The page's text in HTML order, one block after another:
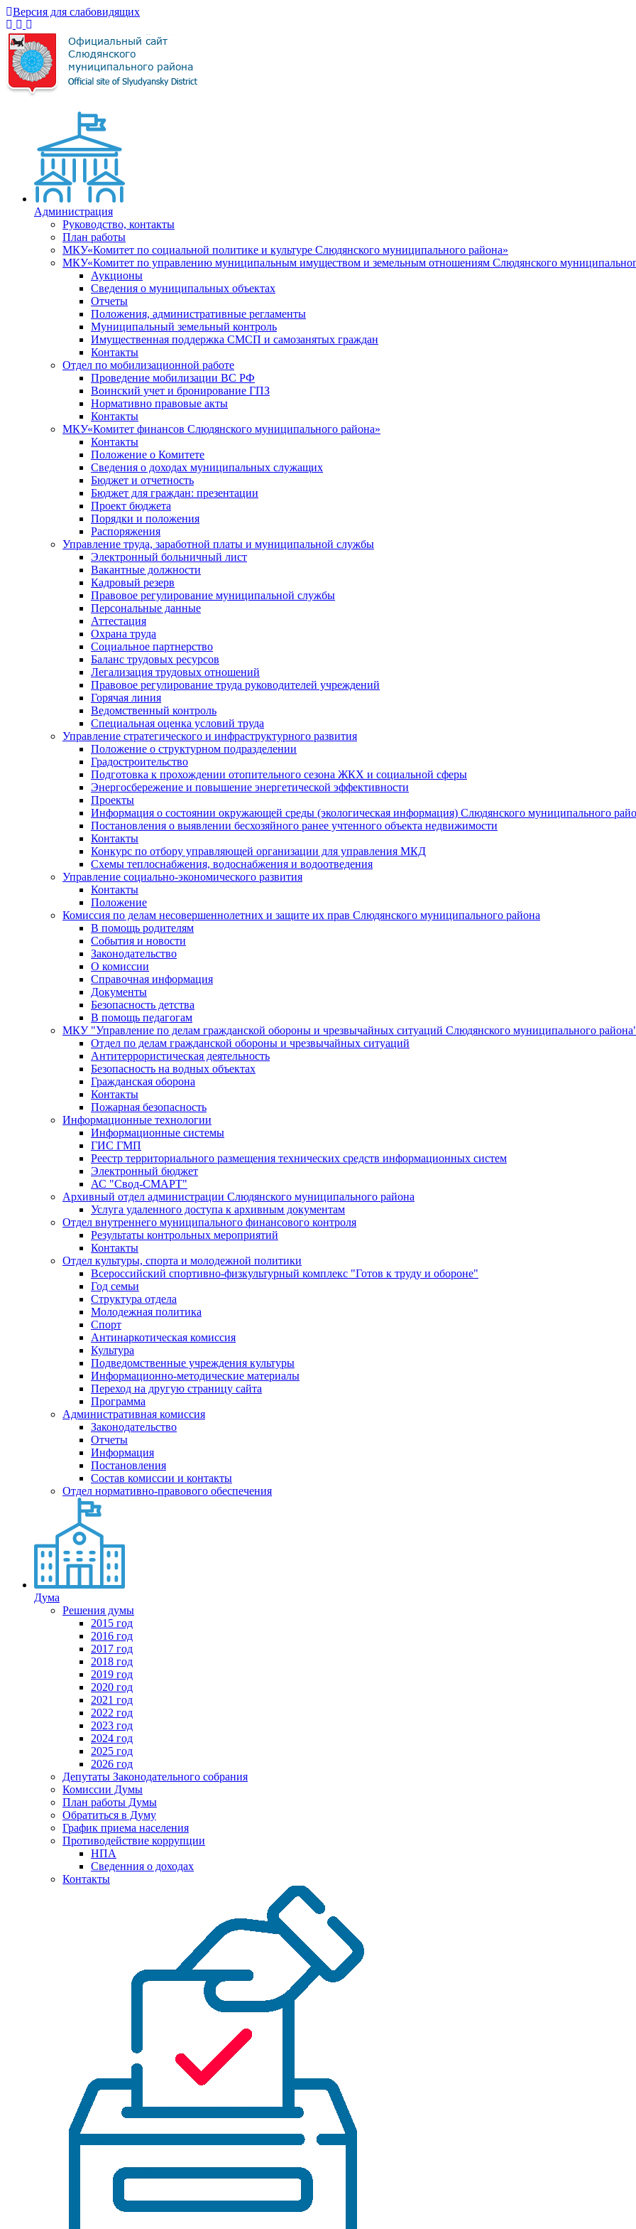
Версия для слабовидящих
Администрация
Руководство, контакты
План работы
МКУ«Комитет по социальной политике и культуре Слюдянского муниципального района»
МКУ«Комитет по управлению муниципальным имуществом и земельным отношениям Слюдянского
Аукционы
Сведения о муниципальных объектах
Отчеты
Положения, административные регламенты
Муниципальный земельный контроль
Имущественная поддержка СМСП и самозанятых граждан
Контакты
Отдел по мобилизационной работе
Проведение мобилизации ВС РФ
Воинский учет и бронирование ГПЗ
Нормативно правовые акты
Контакты
МКУ«Комитет финансов Слюдянского муниципального района»
Контакты
Положение о Комитете
Сведения о доходах муниципальных служащих
Бюджет и отчетность
Бюджет для граждан: презентации
Проект бюджета
Порядки и положения
Распоряжения
Управление труда, заработной платы и муниципальной службы
Электронный больничный лист
Вакантные должности
Кадровый резерв
Правовое регулирование муниципальной службы
Персональные данные
Аттестация
Охрана труда
Социальное партнерство
Баланс трудовых ресурсов
Легализация трудовых отношений
Правовое регулирование труда руководителей учреждений
Горячая линия
Ведомственный контроль
Специальная оценка условий труда
Управление стратегического и инфраструктурного развития
Положение о структурном подразделении
Градостроительство
Подготовка к прохождении отопительного сезона ЖКХ и социальной сферы
Энергосбережение и повышение энергетической эффективности
Проекты
Информация о состоянии окружающей среды (экологическая информация) Слюдянского муниципального
Постановления о выявлении бесхозяйного ранее учтенного объекта недвижимости
Контакты
Конкурс по отбору управляющей организации для управления МКД
Схемы теплоснабжения, водоснабжения и водоотведения
Управление социально-экономического развития
Контакты
Положение
Комиссия по делам несовершеннолетних и защите их прав Слюдянского муниципального района
В помощь родителям
События и новости
Законодательство
О комиссии
Справочная информация
Документы
Безопасность детства
В помощь педагогам
МКУ "Управление по делам гражданской обороны и чрезвычайных ситуаций Слюдянского муниципального
Отдел по делам гражданской обороны и чрезвычайных ситуаций
Антитеррористическая деятельность
Безопасность на водных объектах
Гражданская оборона
Контакты
Пожарная безопасность
Информационные технологии
Информационные системы
ГИС ГМП
Реестр территориального размещения технических средств информационных систем
Электронный бюджет
АС "Свод-СМАРТ"
Архивный отдел администрации Слюдянского муниципального района
Услуга удаленного доступа к архивным документам
Отдел внутреннего муниципального финансового контроля
Результаты контрольных мероприятий
Контакты
Отдел культуры, спорта и молодежной политики
Всероссийский спортивно-физкультурный комплекс "Готов к труду и обороне"
Год семьи
Структура отдела
Молодежная политика
Спорт
Антинаркотическая комиссия
Культура
Подведомственные учреждения культуры
Информационно-методические материалы
Переход на другую страницу сайта
Программа
Административная комиссия
Законодательство
Отчеты
Информация
Постановления
Состав комиссии и контакты
Отдел нормативно-правового обеспечения
Дума
Решения думы
2015 год
2016 год
2017 год
2018 год
2019 год
2020 год
2021 год
2022 год
2023 год
2024 год
2025 год
2026 год
Депутаты Законодательного собрания
Комиссии Думы
План работы Думы
Обратиться в Думу
График приема населения
Противодействие коррупции
НПА
Сведенния о доходах
Контакты